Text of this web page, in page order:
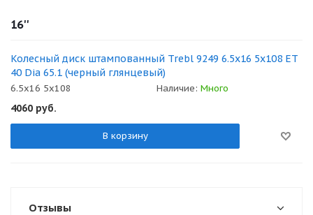
16''
Колесный диск штампованный Trebl 9249 6.5x16 5x108 ET
40 Dia 65.1 (черный глянцевый)
6.5x16 5x108 Наличие: Много
4060 руб.
В корзину
Отзывы